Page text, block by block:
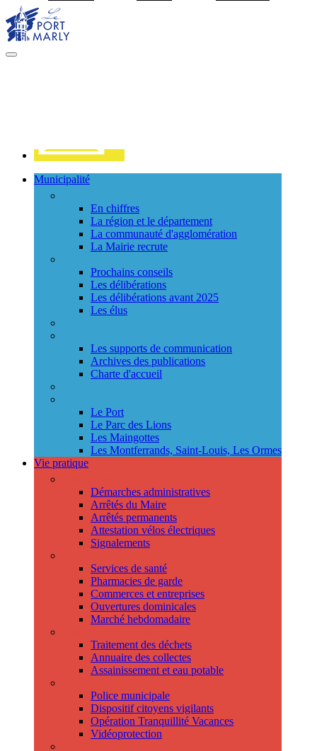
MENU
Municipalité
En chiffres
La région et le département
La communauté d'agglomération
La Mairie recrute
Prochains conseils
Les délibérations
Les délibérations avant 2025
Les élus
Les supports de communication
Archives des publications
Charte d'accueil
Le Port
Le Parc des Lions
Les Maingottes
Les Montferrands, Saint-Louis, Les Ormes
Vie pratique
Démarches administratives
Arrêtés du Maire
Arrêtés permanents
Attestation vélos électriques
Signalements
Services de santé
Pharmacies de garde
Commerces et entreprises
Ouvertures dominicales
Marché hebdomadaire
Traitement des déchets
Annuaire des collectes
Assainissement et eau potable
Police municipale
Dispositif citoyens vigilants
Opération Tranquillité Vacances
Vidéoprotection